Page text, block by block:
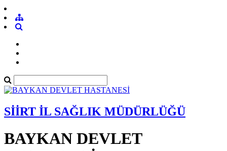
SİİRT İL SAĞLIK MÜDÜRLÜĞÜ
BAYKAN DEVLET